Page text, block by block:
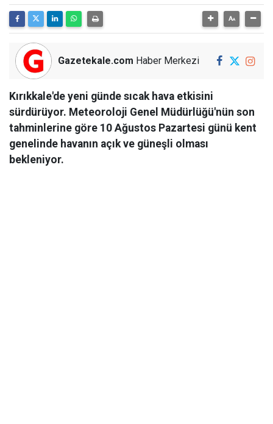
Gazetekale.com Haber Merkezi
Kırıkkale'de yeni günde sıcak hava etkisini
sürdürüyor. Meteoroloji Genel Müdürlüğü'nün son
tahminlerine göre 10 Ağustos Pazartesi günü kent
genelinde havanın açık ve güneşli olması
bekleniyor.